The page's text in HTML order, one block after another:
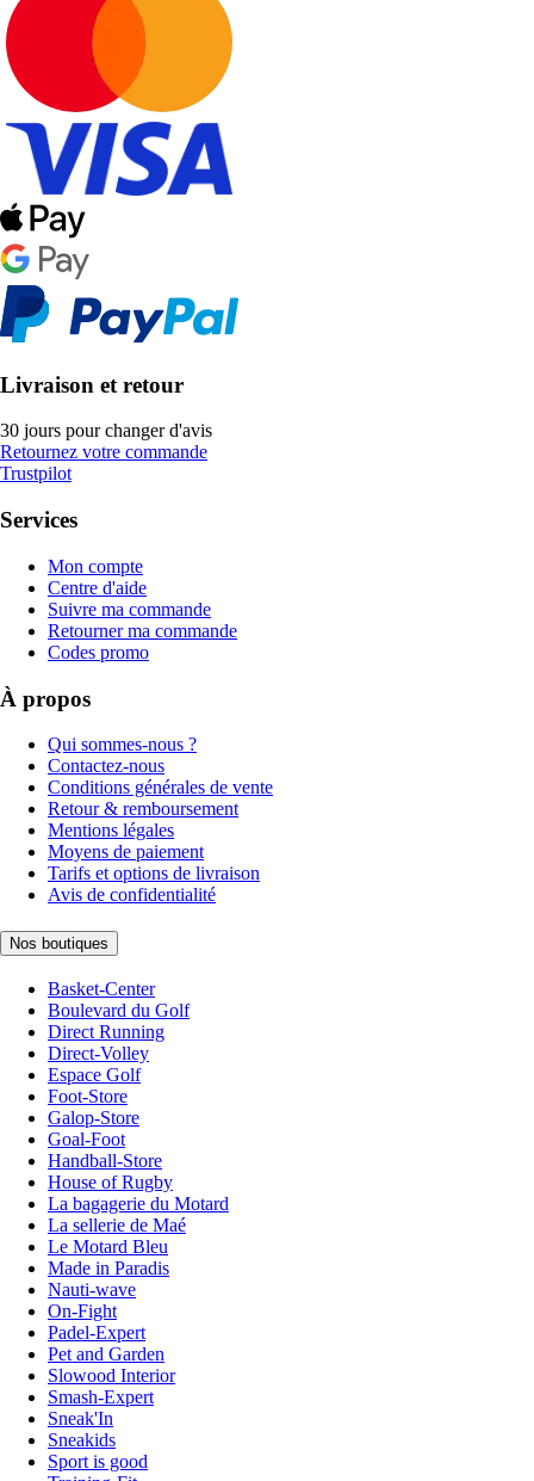
Livraison et retour
30 jours pour changer d'avis
Retournez votre commande
Trustpilot
Services
Mon compte
Centre d'aide
Suivre ma commande
Retourner ma commande
Codes promo
À propos
Qui sommes-nous ?
Contactez-nous
Conditions générales de vente
Retour & remboursement
Mentions légales
Moyens de paiement
Tarifs et options de livraison
Avis de confidentialité
Nos boutiques
Basket-Center
Boulevard du Golf
Direct Running
Direct-Volley
Espace Golf
Foot-Store
Galop-Store
Goal-Foot
Handball-Store
House of Rugby
La bagagerie du Motard
La sellerie de Maé
Le Motard Bleu
Made in Paradis
Nauti-wave
On-Fight
Padel-Expert
Pet and Garden
Slowood Interior
Smash-Expert
Sneak'In
Sneakids
Sport is good